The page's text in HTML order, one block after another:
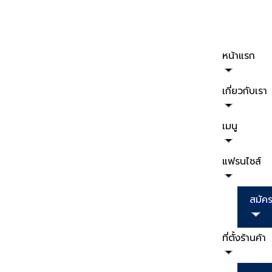
หน้าแรก
เกี่ยวกับเรา
เมนู
แฟรนไชส์
สมัค
ที่ตั้งร้านค้า